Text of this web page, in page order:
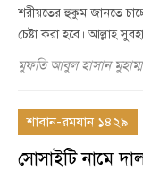
শরীয়তের হুকুম জানতে
চেষ্টা করা হবে। আল্লাহ
মুফতি আবুল হাসান
শাবান-রমযান ১৪২৯
সোসাইটি নামে